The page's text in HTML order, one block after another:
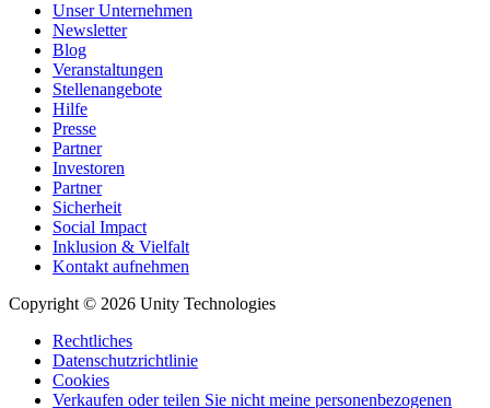
Unser Unternehmen
Newsletter
Blog
Veranstaltungen
Stellenangebote
Hilfe
Presse
Partner
Investoren
Partner
Sicherheit
Social Impact
Inklusion & Vielfalt
Kontakt aufnehmen
Copyright © 2026 Unity Technologies
Rechtliches
Datenschutzrichtlinie
Cookies
Verkaufen oder teilen Sie nicht meine personenbezogenen